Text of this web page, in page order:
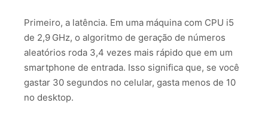
Primeiro, a latência. Em uma máquina com CPU i5
de 2,9 GHz, o algoritmo de geração de números
aleatórios roda 3,4 vezes mais rápido que em um
smartphone de entrada. Isso significa que, se você
gastar 30 segundos no celular, gasta menos de 10
no desktop.